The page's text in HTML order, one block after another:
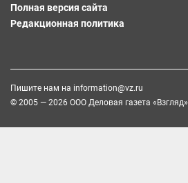
Полная версия сайта
Редакционная политика
Пишите нам на information@vz.ru
© 2005 — 2026 ООО Деловая газета «Взгляд»